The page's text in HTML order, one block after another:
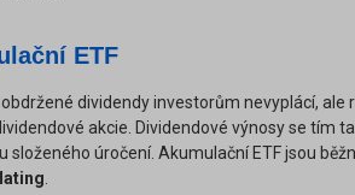
ETF
dividendy investorům nevyplácí, ale
akcie. Dividendové výnosy se tím
složeného úročení. Akumulační ETF jsou
.